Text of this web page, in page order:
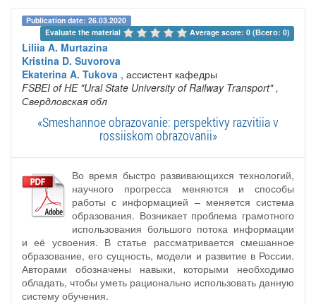
Publication date: 26.03.2020
Evaluate the material
Average score: 0 (Всего: 0)
Liliia A. Murtazina
Kristina D. Suvorova
Ekaterina A. Tukova , ассистент кафедры
FSBEI of HE "Ural State University of Railway Transport" ,
Свердловская обл
«Smeshannoe obrazovanie: perspektivy razvitiia v
rossiiskom obrazovanii»
Во время быстро развивающихся технологий,
научного прогресса меняются и способы
работы с информацией – меняется система
образования. Возникает проблема грамотного
использования большого потока информации
и её усвоения. В статье рассматривается смешанное
образование, его сущность, модели и развитие в России.
Авторами обозначены навыки, которыми необходимо
обладать, чтобы уметь рационально использовать данную
систему обучения.